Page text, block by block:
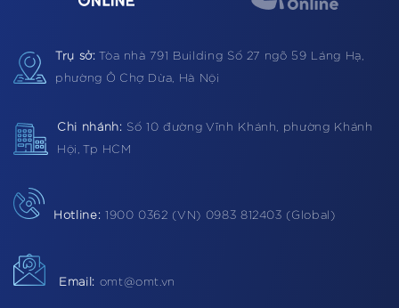
Trụ sở: Tòa nhà 791 Building Số 27 ngõ 59 Láng Hạ,
phường Ô Chợ Dừa, Hà Nội
Chi nhánh: Số 10 đường Vĩnh Khánh, phường Khánh
Hội, Tp HCM
Hotline: 1900 0362 (VN) 0983 812403 (Global)
Email: omt@omt.vn